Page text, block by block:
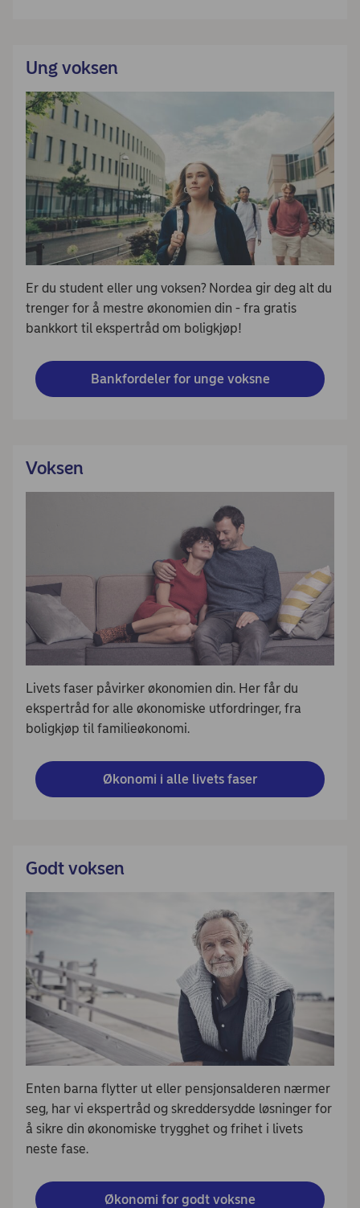
Ung voksen
Er du student eller ung voksen? Nordea gir deg alt du
trenger for å mestre økonomien din - fra gratis
bankkort til ekspertråd om boligkjøp!
Bankfordeler for unge voksne
Voksen
Livets faser påvirker økonomien din. Her får du
ekspertråd for alle økonomiske utfordringer, fra
boligkjøp til familieøkonomi.
Økonomi i alle livets faser
Godt voksen
Enten barna flytter ut eller pensjonsalderen nærmer
seg, har vi ekspertråd og skreddersydde løsninger for
å sikre din økonomiske trygghet og frihet i livets
neste fase.
Økonomi for godt voksne